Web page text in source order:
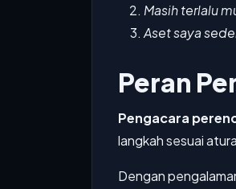
Masih terlalu
Aset saya
Peran
Pengacara
langkah sesuai
Dengan